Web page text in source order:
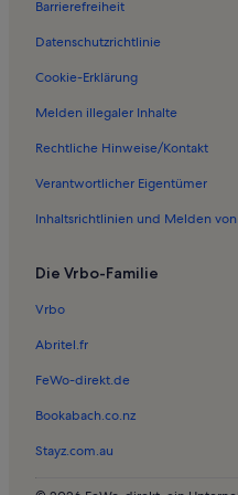
Ferienwohnungen in Seerams
Ferienwohnungen in Pantow
Ferienwohnungen in Rügen
Ferienwohnungen in Göhren
Ferienwohnungen in Kurhaus
Ferienwohnungen in Garftitz
Ferienwohnungen in
Ferienwohnungen in
Ferienwohnungen in Freetz
Ferienwohnungen in Rügen-
Ferienwohnungen in Strand
Ferienwohnungen in
Ferienwohnungen in Strand
Ferienwohnungen in Neu
Barrierefreiheit
Datenschutzrichtlinie
Cookie-Erklärung
Melden illegaler Inhalte
Rechtliche Hinweise/Kontakt
Verantwortlicher Eigentümer
Inhaltsrichtlinien und Melden
Die Vrbo-Familie
Vrbo
Abritel.fr
FeWo-direkt.de
Bookabach.co.nz
Stayz.com.au